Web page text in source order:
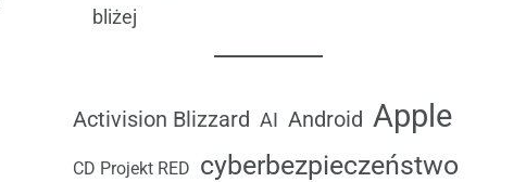
bliżej
Activision Blizzard AI Android Apple
CD Projekt RED cyberbezpieczeństwo